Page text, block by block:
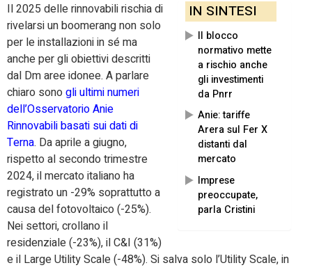
IN SINTESI
Il blocco
normativo mette
a rischio anche
gli investimenti
da Pnrr
Anie: tariffe
Arera sul Fer X
distanti dal
mercato
Imprese
preoccupate,
parla Cristini
Il 2025 delle rinnovabili rischia di
rivelarsi un boomerang non solo
per le installazioni in sé ma
anche per gli obiettivi descritti
dal Dm aree idonee. A parlare
chiaro sonogli ultimi numeri
dell’Osservatorio Anie
Rinnovabili basati sui dati di
Terna. Da aprile a giugno,
rispetto al secondo trimestre
2024, il mercato italiano ha
registrato un -29% soprattutto a
causa del fotovoltaico (-25%).
Nei settori, crollano il
residenziale (-23%), il C&I (31%)
e il Large Utility Scale (-48%). Si salva solo l’Utility Scale, in